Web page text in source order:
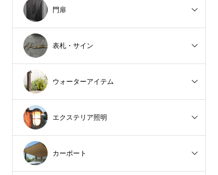
門扉
表札・サイン
ウォーターアイテム
エクステリア照明
カーポート